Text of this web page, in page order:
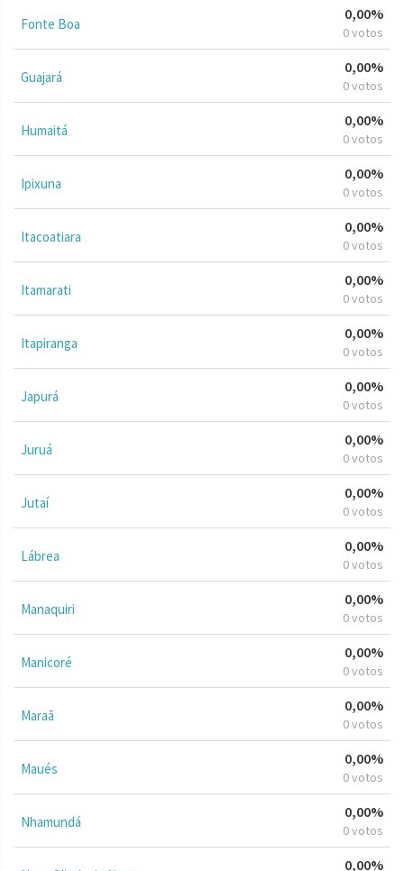
Fonte Boa
0,00%
0 votos
Guajará
0,00%
0 votos
Humaitá
0,00%
0 votos
Ipixuna
0,00%
0 votos
Itacoatiara
0,00%
0 votos
Itamarati
0,00%
0 votos
Itapiranga
0,00%
0 votos
Japurá
0,00%
0 votos
Juruá
0,00%
0 votos
Jutaí
0,00%
0 votos
Lábrea
0,00%
0 votos
Manaquiri
0,00%
0 votos
Manicoré
0,00%
0 votos
Maraã
0,00%
0 votos
Maués
0,00%
0 votos
Nhamundá
0,00%
0 votos
0,00%